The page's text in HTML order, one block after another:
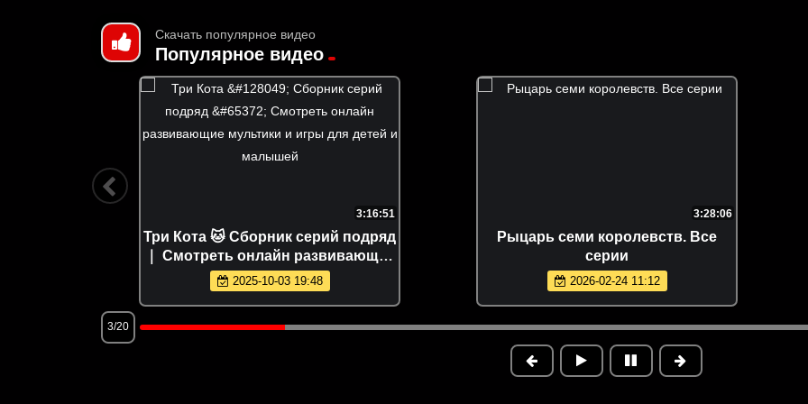
Скачать популярное видео
Популярное видео
3:16:51
Три Кота 🐱 Сборник серий подряд
｜ Смотреть онлайн развивающие
мультики и игры для детей и
малышей
2025-10-03 19:48
3:28:06
Рыцарь семи королевств. Все
серии
2026-02-24 11:12
3/20